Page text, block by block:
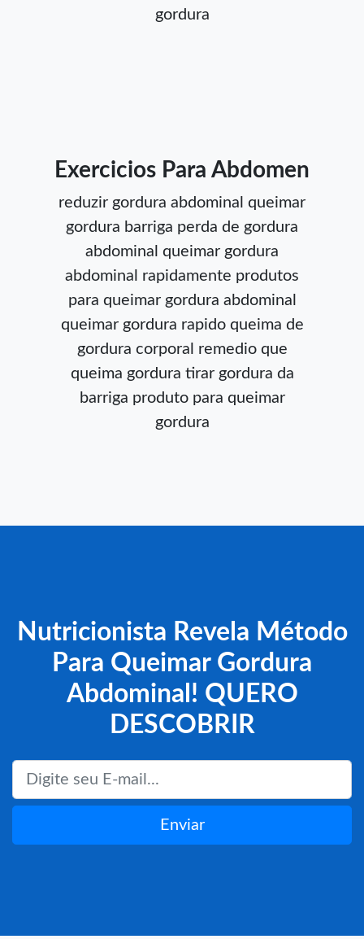
gordura
Exercicios Para Abdomen
reduzir gordura abdominal queimar
gordura barriga perda de gordura
abdominal queimar gordura
abdominal rapidamente produtos
para queimar gordura abdominal
queimar gordura rapido queima de
gordura corporal remedio que
queima gordura tirar gordura da
barriga produto para queimar
gordura
Nutricionista Revela Método
Para Queimar Gordura
Abdominal! QUERO
DESCOBRIR
Enviar